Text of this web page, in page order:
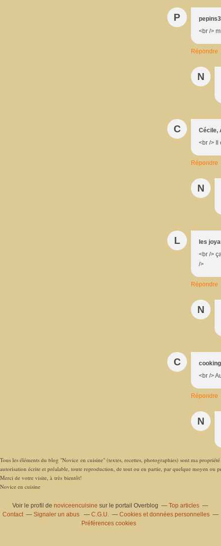
P
<br />
Répondre
N
C
Cécile,
<br /> Il
Répondre
N
L
les
<br />
/>
Répondre
N
C
<br />
Répondre
N
Tous les éléments du blog "Novice en cuisine" (textes, recettes, photographies) sont ma
autorisation écrite et préalable, toute reproduction, de tout ou en partie, par quelque moyen ou
Merci de votre visite, à très bientôt!
Novice en cuisine
Voir le profil denoviceencuisine sur le portail Overblog
Top articles
Contact
Signaler un abus C.G.U.
Cookies et données personnelles
Préférences cookies